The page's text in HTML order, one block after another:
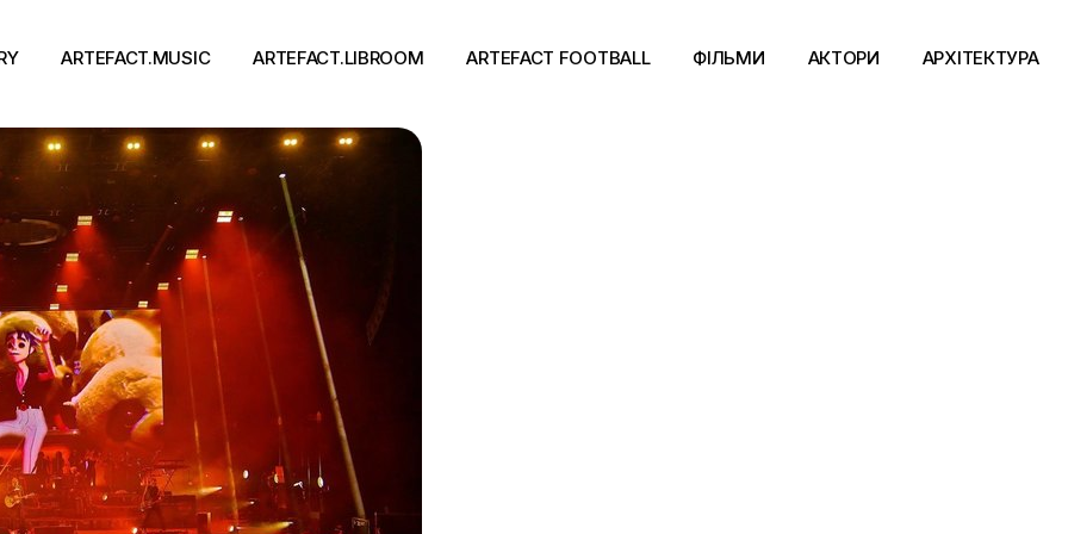
ARTEFACT.MUSIC
Виконавці
Альбоми
Концерти
ARTEFACT.LIBROOM
Книги
Письменники
Події
ARTEFACT FOOTBALL ФІЛЬМИ АКТОРИ АРХІТЕКТУРА